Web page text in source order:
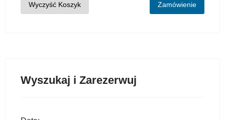
Wyczyść Koszyk Zamówienie
Wyszukaj i Zarezerwuj